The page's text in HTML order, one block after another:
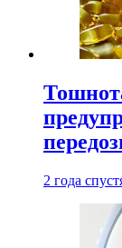
2 года